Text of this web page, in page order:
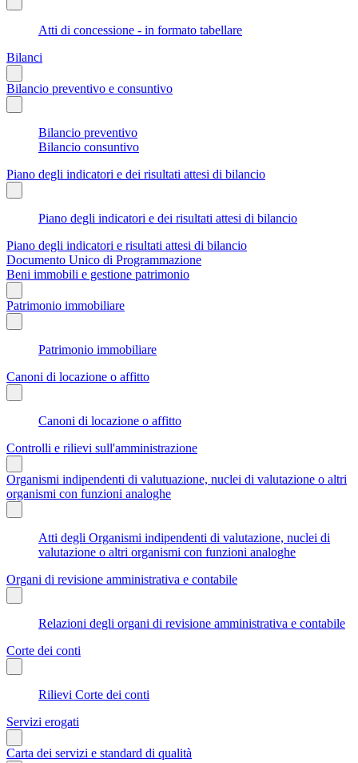
Atti di concessione - in formato tabellare
Bilanci
Bilancio preventivo e consuntivo
Bilancio preventivo
Bilancio consuntivo
Piano degli indicatori e dei risultati attesi di bilancio
Piano degli indicatori e dei risultati attesi di bilancio
Piano degli indicatori e risultati attesi di bilancio
Documento Unico di Programmazione
Beni immobili e gestione patrimonio
Patrimonio immobiliare
Patrimonio immobiliare
Canoni di locazione o affitto
Canoni di locazione o affitto
Controlli e rilievi sull'amministrazione
Organismi indipendenti di valutuazione, nuclei di valutazione o altri
organismi con funzioni analoghe
Atti degli Organismi indipendenti di valutazione, nuclei di
valutazione o altri organismi con funzioni analoghe
Organi di revisione amministrativa e contabile
Relazioni degli organi di revisione amministrativa e contabile
Corte dei conti
Rilievi Corte dei conti
Servizi erogati
Carta dei servizi e standard di qualità